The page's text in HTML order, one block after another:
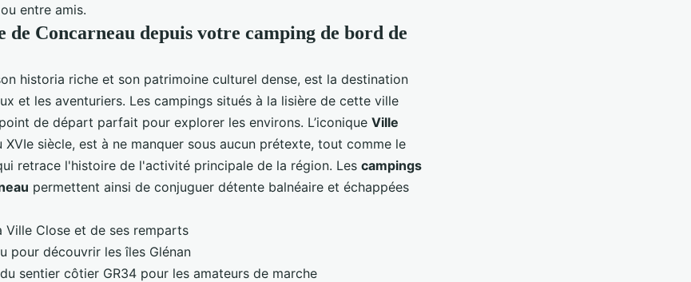
entre amis.
de Concarneau depuis votre camping de bord de
historia riche et son patrimoine culturel dense, est la destination
et les aventuriers. Les campings situés à la lisière de cette ville
point de départ parfait pour explorer les environs. L’iconique Ville
XVIe siècle, est à ne manquer sous aucun prétexte, tout comme le
retrace l'histoire de l'activité principale de la région. Les campings
permettent ainsi de conjuguer détente balnéaire et échappées
Ville Close et de ses remparts
pour découvrir les îles Glénan
sentier côtier GR34 pour les amateurs de marche